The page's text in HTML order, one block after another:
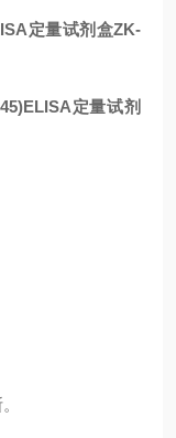
定量试剂盒ZK-
定量试剂